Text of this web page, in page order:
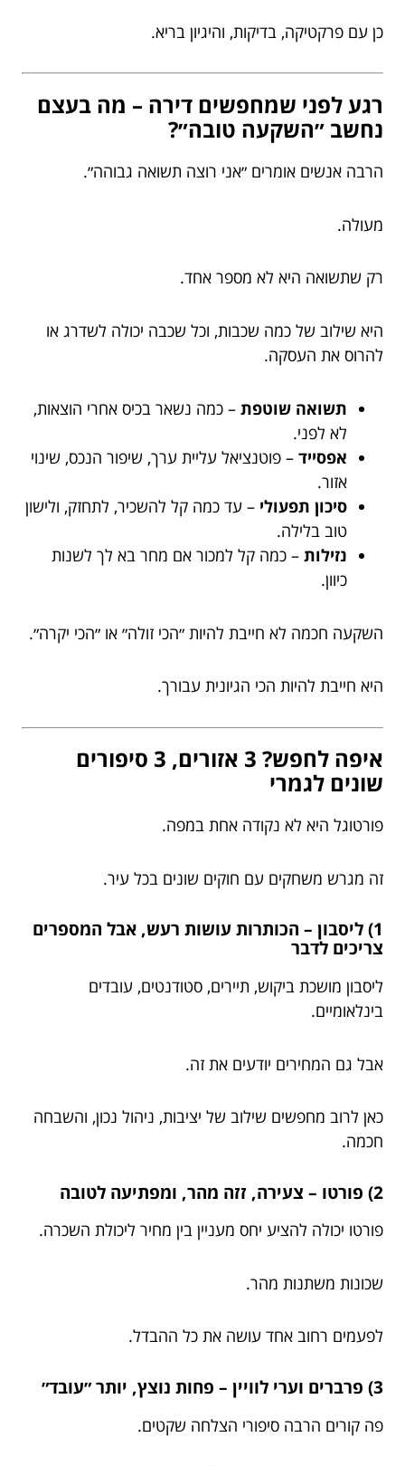
כן עם פרקטיקה, בדיקות, והיגיון בריא.
רגע לפני שמחפשים דירה – מה בעצם
נחשב ״השקעה טובה״?
הרבה אנשים אומרים ״אני רוצה תשואה גבוהה״.
מעולה.
רק שתשואה היא לא מספר אחד.
היא שילוב של כמה שכבות, וכל שכבה יכולה לשדרג או
להרוס את העסקה.
תשואה שוטפת – כמה נשאר בכיס אחרי הוצאות,
לא לפני.
אפסייד – פוטנציאל עליית ערך, שיפור הנכס, שינוי
אזור.
סיכון תפעולי – עד כמה קל להשכיר, לתחזק, ולישון
טוב בלילה.
נזילות – כמה קל למכור אם מחר בא לך לשנות
כיוון.
השקעה חכמה לא חייבת להיות ״הכי זולה״ או ״הכי יקרה״.
היא חייבת להיות הכי הגיונית עבורך.
איפה לחפש? 3 אזורים, 3 סיפורים
שונים לגמרי
פורטוגל היא לא נקודה אחת במפה.
זה מגרש משחקים עם חוקים שונים בכל עיר.
1) ליסבון – הכותרות עושות רעש, אבל המספרים
צריכים לדבר
ליסבון מושכת ביקוש, תיירים, סטודנטים, עובדים
בינלאומיים.
אבל גם המחירים יודעים את זה.
כאן לרוב מחפשים שילוב של יציבות, ניהול נכון, והשבחה
חכמה.
2) פורטו – צעירה, זזה מהר, ומפתיעה לטובה
פורטו יכולה להציע יחס מעניין בין מחיר ליכולת השכרה.
שכונות משתנות מהר.
לפעמים רחוב אחד עושה את כל ההבדל.
3) פרברים וערי לוויין – פחות נוצץ, יותר ״עובד״
פה קורים הרבה סיפורי הצלחה שקטים.